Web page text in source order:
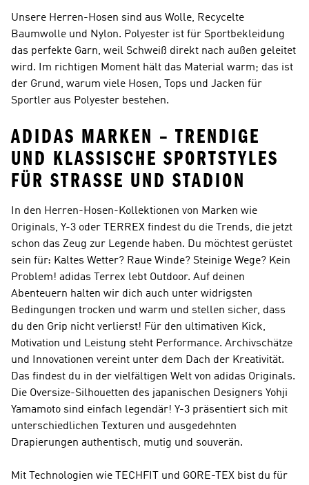
Unsere Herren-Hosen sind aus Wolle, Recycelte
Baumwolle und Nylon. Polyester ist für Sportbekleidung
das perfekte Garn, weil Schweiß direkt nach außen geleitet
wird. Im richtigen Moment hält das Material warm; das ist
der Grund, warum viele Hosen, Tops und Jacken für
Sportler aus Polyester bestehen.
ADIDAS MARKEN – TRENDIGE
UND KLASSISCHE SPORTSTYLES
FÜR STRASSE UND STADION
In den Herren-Hosen-Kollektionen von Marken wie
Originals, Y-3 oder TERREX findest du die Trends, die jetzt
schon das Zeug zur Legende haben. Du möchtest gerüstet
sein für: Kaltes Wetter? Raue Winde? Steinige Wege? Kein
Problem! adidas Terrex lebt Outdoor. Auf deinen
Abenteuern halten wir dich auch unter widrigsten
Bedingungen trocken und warm und stellen sicher, dass
du den Grip nicht verlierst! Für den ultimativen Kick,
Motivation und Leistung steht Performance. Archivschätze
und Innovationen vereint unter dem Dach der Kreativität.
Das findest du in der vielfältigen Welt von adidas Originals.
Die Oversize-Silhouetten des japanischen Designers Yohji
Yamamoto sind einfach legendär! Y-3 präsentiert sich mit
unterschiedlichen Texturen und ausgedehnten
Drapierungen authentisch, mutig und souverän.
Mit Technologien wie TECHFIT und GORE-TEX bist du für